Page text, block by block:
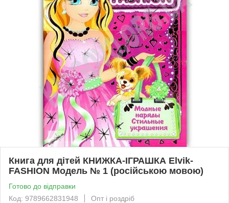
Книга для дітей КНИЖКА-ІГРАШКА Elvik-
FASHION Модель № 1 (російською мовою)
Готово до відправки
Код: 9789662831948
Опт і роздріб